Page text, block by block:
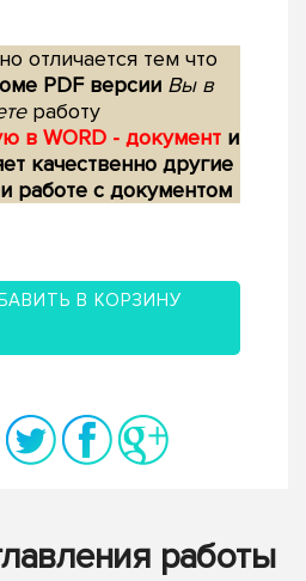
отличается тем что
PDF версии Вы в
работу
в WORD - документ и
качественно другие
работе с документом
В КОРЗИНУ
работы